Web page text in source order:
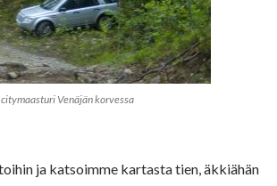
Venäjän korvessa
ja katsoimme kartasta tien, äkkiähän